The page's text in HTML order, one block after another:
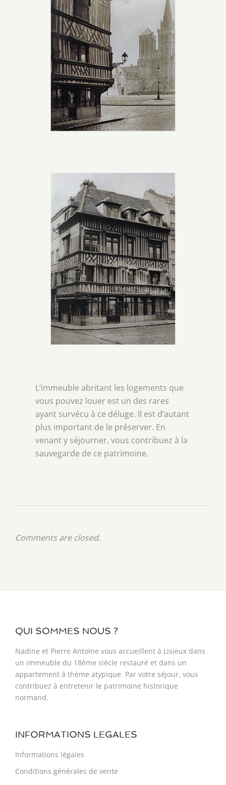
L’immeuble abritant les logements que
vous pouvez louer est un des rares
ayant survécu à ce déluge. Il est d’autant
plus important de le préserver. En
venant y séjourner, vous contribuez à la
sauvegarde de ce patrimoine.
Comments are closed.
QUI SOMMES NOUS ?
Nadine et Pierre Antoine vous accueillent à Lisieux dans
un immeuble du 18ème siècle restauré et dans un
appartement à thème atypique. Par votre séjour, vous
contribuez à entretenir le patrimoine historique
normand.
INFORMATIONS LEGALES
Informations légales
Conditions générales de vente